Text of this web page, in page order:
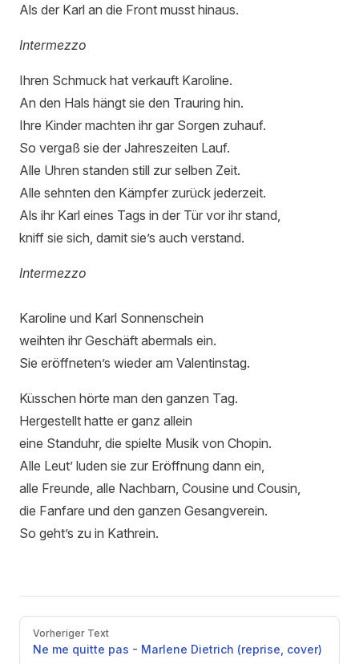
Als der Karl an die Front musst hinaus.
Intermezzo
Ihren Schmuck hat verkauft Karoline.
An den Hals hängt sie den Trauring hin.
Ihre Kinder machten ihr gar Sorgen zuhauf.
So vergaß sie der Jahreszeiten Lauf.
Alle Uhren standen still zur selben Zeit.
Alle sehnten den Kämpfer zurück jederzeit.
Als ihr Karl eines Tags in der Tür vor ihr stand,
kniff sie sich, damit sie’s auch verstand.
Intermezzo
Karoline und Karl Sonnenschein
weihten ihr Geschäft abermals ein.
Sie eröffneten’s wieder am Valentinstag.
Küsschen hörte man den ganzen Tag.
Hergestellt hatte er ganz allein
eine Standuhr, die spielte Musik von Chopin.
Alle Leut’ luden sie zur Eröffnung dann ein,
alle Freunde, alle Nachbarn, Cousine und Cousin,
die Fanfare und den ganzen Gesangverein.
So geht’s zu in Kathrein.
PagerVorheriger Text
Ne me quitte pas - Marlene Dietrich (reprise, cover)